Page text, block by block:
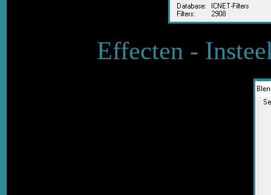
Effecten -